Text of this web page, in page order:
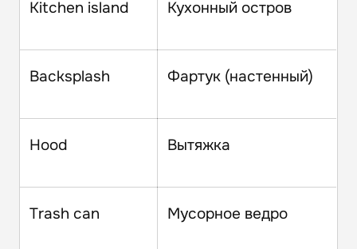
Kitchen island Кухонный остров
Backsplash Фартук (настенный)
Hood Вытяжка
Trash can Мусорное ведро